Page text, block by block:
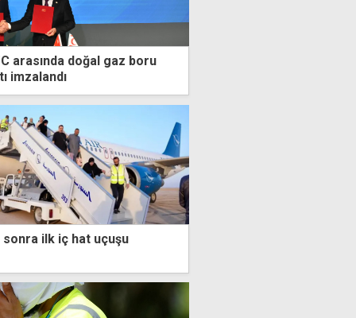
arasında doğal gaz boru
imzalandı
sonra ilk iç hat uçuşu